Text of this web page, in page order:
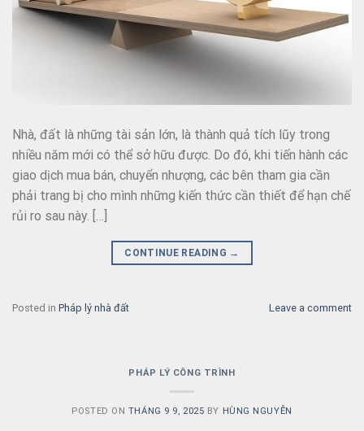
Nhà, đất là những tài sản lớn, là thành quả tích lũy trong
nhiều năm mới có thể sở hữu được. Do đó, khi tiến hành các
giao dịch mua bán, chuyển nhượng, các bên tham gia cần
phải trang bị cho mình những kiến thức cần thiết để hạn chế
rủi ro sau này. […]
CONTINUE READING →
Posted in Pháp lý nhà đất Leave a comment
PHÁP LÝ CÔNG TRÌNH
POSTED ON THÁNG 9 9, 2025 BY HÙNG NGUYỄN